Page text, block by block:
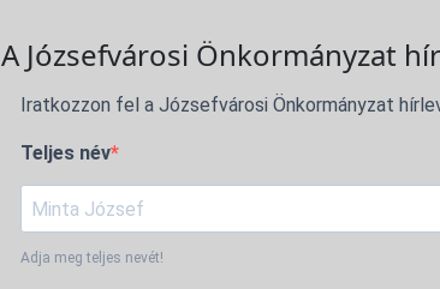
A Józsefvárosi Önkormányzat
Iratkozzon fel a Józsefvárosi Önkormányzat
Teljes név
Adja meg teljes nevét!